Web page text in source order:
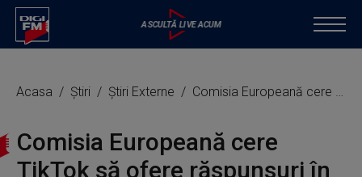
Acasa Știri Știri Externe Comisia Europeană cere TikTok să ofere răspunsuri în 24 de ore pe subiectul influențării alegerilor din România: „Suntem îngrijorați”
Comisia Europeană cere
TikTok să ofere răspunsuri în